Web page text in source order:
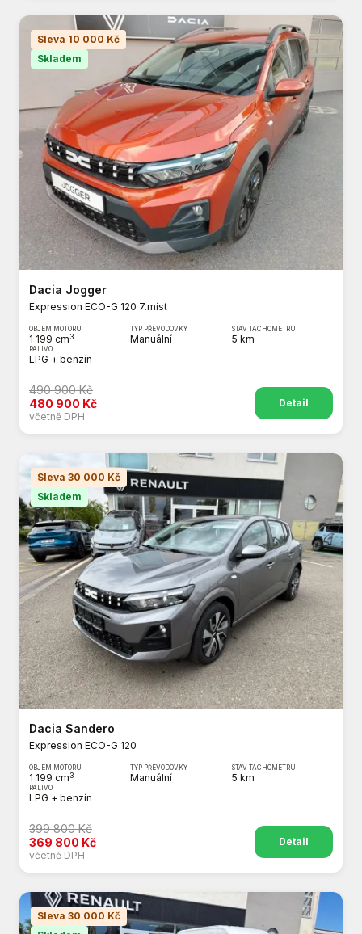
Sleva 10 000 Kč
Skladem
Dacia Jogger
Expression ECO-G 120 7.míst
OBJEM MOTORU
1 199 cm3
TYP PŘEVODOVKY
Manuální
STAV TACHOMETRU
5 km
PALIVO
LPG + benzín
490 900 Kč
480 900 Kč
včetně DPH
Detail
Sleva 30 000 Kč
Skladem
Dacia Sandero
Expression ECO-G 120
OBJEM MOTORU
1 199 cm3
TYP PŘEVODOVKY
Manuální
STAV TACHOMETRU
5 km
PALIVO
LPG + benzín
399 800 Kč
369 800 Kč
včetně DPH
Detail
Sleva 30 000 Kč